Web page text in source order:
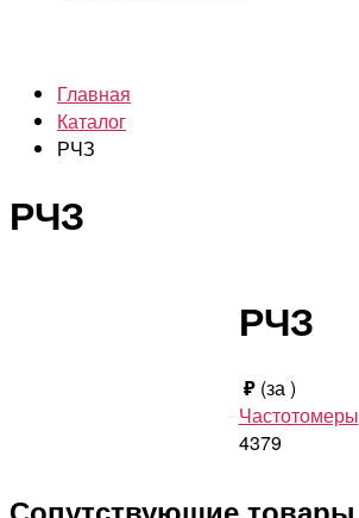
Главная
Каталог
РЧЗ
РЧЗ
РЧЗ
₽ (за)
Частотомеры
4379